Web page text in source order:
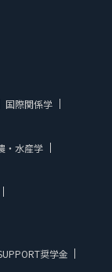
国際関係学
・水産学
奨学金